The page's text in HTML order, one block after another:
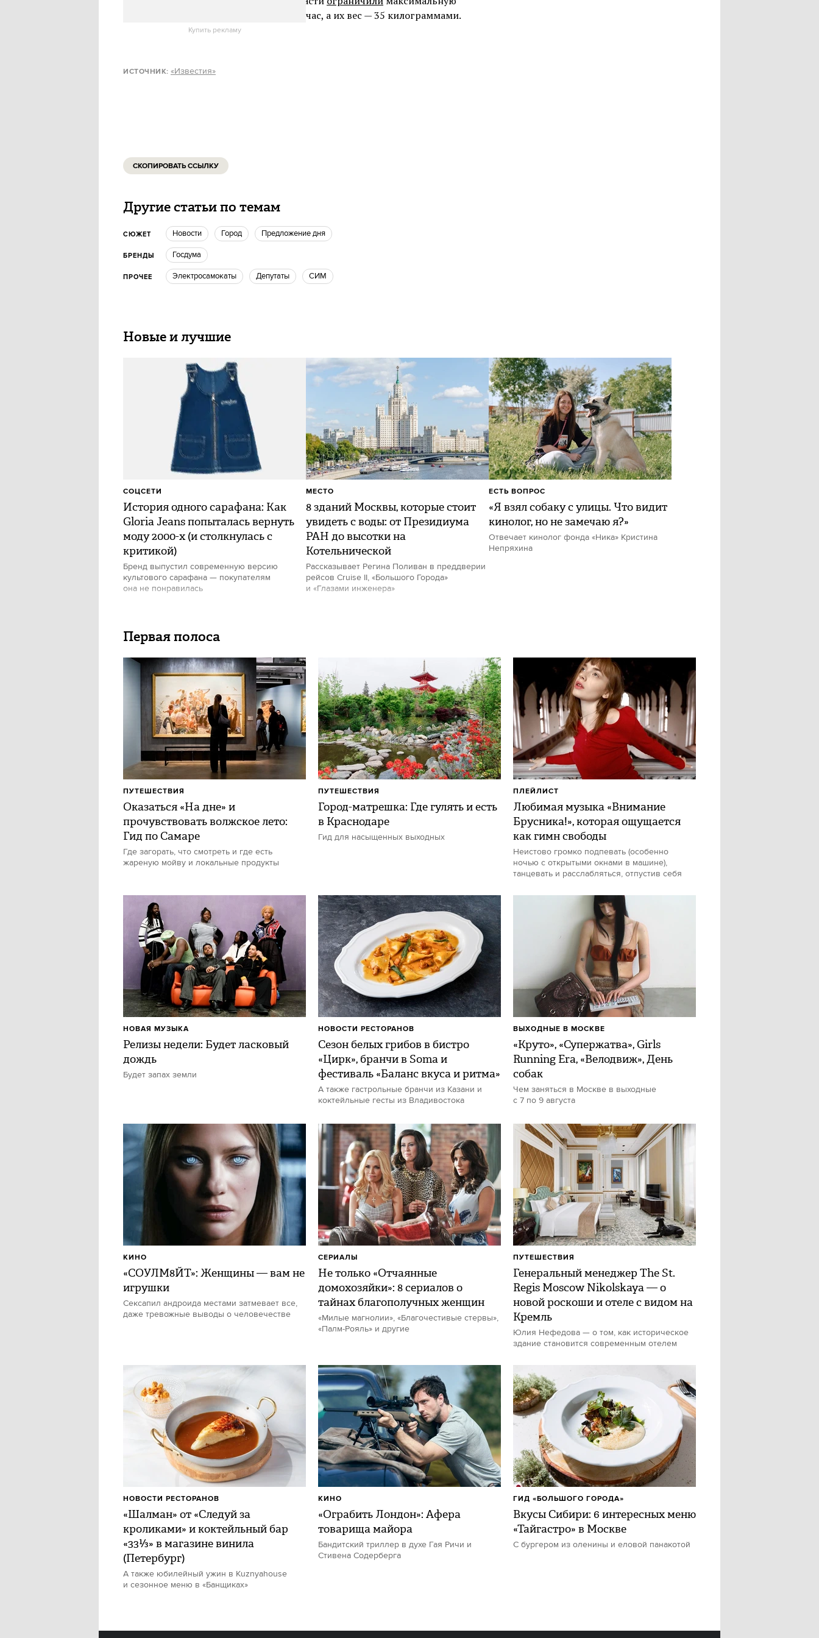
Купить рекламу
скорость устройств 25 километрами в час, а их вес — 35 килограммами.
ИСТОЧНИК: «Известия»
СКОПИРОВАТЬ ССЫЛКУ
Другие статьи по темам
СЮЖЕТ новости город Предложение дня
БРЕНДЫ госдума
ПРОЧЕЕ Электросамокаты депутаты СИМ
Новые и лучшие
История одного сарафана: Как
Gloria Jeans попыталась вернуть
моду 2000-х (и столкнулась с
критикой)
Бренд выпустил современную версию
культового сарафана — покупателям
она не понравилась
СОЦСЕТИ
8 зданий Москвы, которые стоит
увидеть с воды: от Президиума
РАН до высотки на
Котельнической
Рассказывает Регина Поливан в преддверии
рейсов Cruise II, «Большого Города»
и «Глазами инженера»
МЕСТО
«Я взял собаку с улицы. Что видит
кинолог, но не замечаю я?»
Отвечает кинолог фонда «Ника» Кристина
Непряхина
ЕСТЬ ВОПРОС
Первая полоса
Оказаться «На дне» и
прочувствовать волжское лето:
Гид по Самаре
Где загорать, что смотреть и где есть
жареную мойву и локальные продукты
ПУТЕШЕСТВИЯ
Город-матрешка: Где гулять и есть
в Краснодаре
Гид для насыщенных выходных
ПУТЕШЕСТВИЯ
Любимая музыка «Внимание
Брусника!», которая ощущается
как гимн свободы
Неистово громко подпевать (особенно
ночью с открытыми окнами в машине),
танцевать и расслабляться, отпустив себя
ПЛЕЙЛИСТ
Релизы недели: Будет ласковый
дождь
Будет запах земли
НОВАЯ МУЗЫКА
Сезон белых грибов в бистро
«Цирк», бранчи в Soma и
фестиваль «Баланс вкуса и ритма»
А также гастрольные бранчи из Казани и
коктейльные гесты из Владивостока
НОВОСТИ РЕСТОРАНОВ
«Круто», «Супержатва», Girls
Running Era, «Велодвиж», День
собак
Чем заняться в Москве в выходные
с 7 по 9 августа
ВЫХОДНЫЕ В МОСКВЕ
«СОУЛМ8ЙТ»: Женщины — вам не
игрушки
Сексапил андроида местами затмевает все,
даже тревожные выводы о человечестве
КИНО
Не только «Отчаянные
домохозяйки»: 8 сериалов о
тайнах благополучных женщин
«Милые магнолии», «Благочестивые стервы»,
«Палм-Рояль» и другие
СЕРИАЛЫ
Генеральный менеджер The St.
Regis Moscow Nikolskaya — о
новой роскоши и отеле с видом на
Кремль
Юлия Нефедова — о том, как историческое
здание становится современным отелем
ПУТЕШЕСТВИЯ
«Шалман» от «Следуй за
кроликами» и коктейльный бар
«33⅓» в магазине винила
(Петербург)
А также юбилейный ужин в Kuznyahouse
и сезонное меню в «Банщиках»
НОВОСТИ РЕСТОРАНОВ
«Ограбить Лондон»: Афера
товарища майора
Бандитский триллер в духе Гая Ричи и
Стивена Содерберга
КИНО
Вкусы Сибири: 6 интересных меню
«Тайгастро» в Москве
С бургером из оленины и еловой панакотой
ГИД «БОЛЬШОГО ГОРОДА»